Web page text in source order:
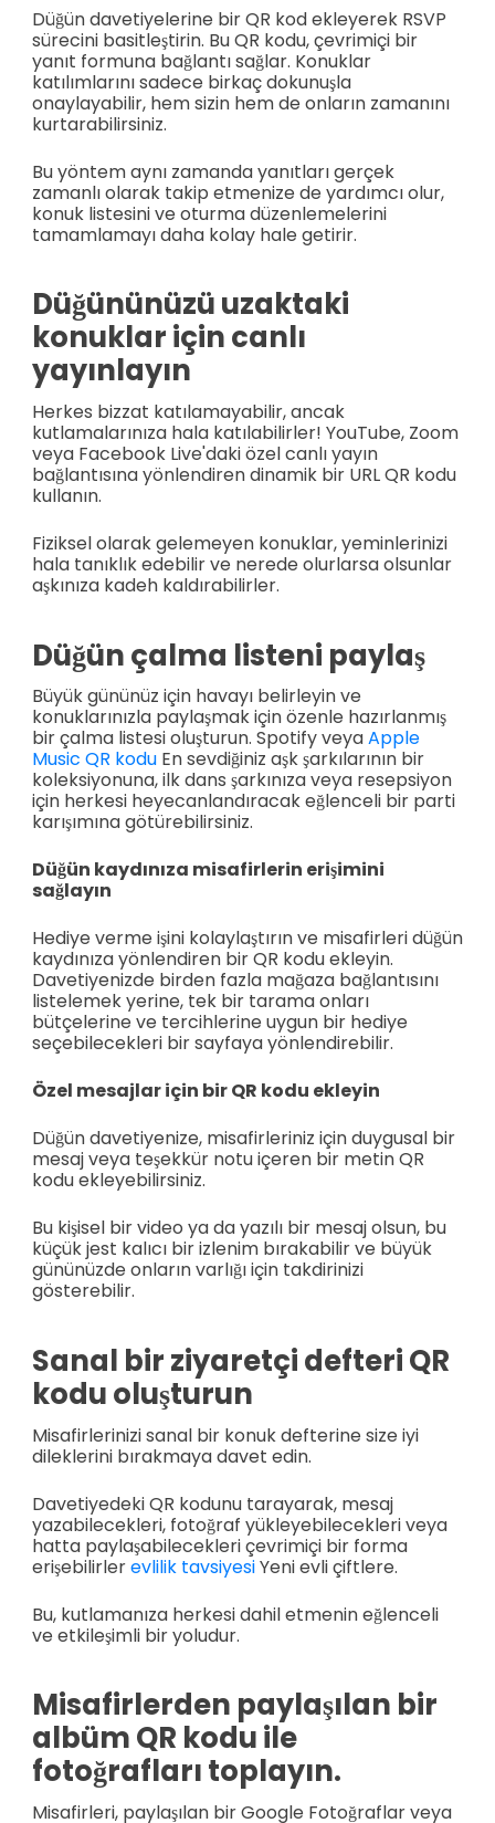
Düğün davetiyelerine bir QR kod ekleyerek RSVP
sürecini basitleştirin. Bu QR kodu, çevrimiçi bir
yanıt formuna bağlantı sağlar. Konuklar
katılımlarını sadece birkaç dokunuşla
onaylayabilir, hem sizin hem de onların zamanını
kurtarabilirsiniz.
Bu yöntem aynı zamanda yanıtları gerçek
zamanlı olarak takip etmenize de yardımcı olur,
konuk listesini ve oturma düzenlemelerini
tamamlamayı daha kolay hale getirir.
Düğününüzü uzaktaki
konuklar için canlı
yayınlayın
Herkes bizzat katılamayabilir, ancak
kutlamalarınıza hala katılabilirler! YouTube, Zoom
veya Facebook Live'daki özel canlı yayın
bağlantısına yönlendiren dinamik bir URL QR kodu
kullanın.
Fiziksel olarak gelemeyen konuklar, yeminlerinizi
hala tanıklık edebilir ve nerede olurlarsa olsunlar
aşkınıza kadeh kaldırabilirler.
Düğün çalma listeni paylaş
Büyük gününüz için havayı belirleyin ve
konuklarınızla paylaşmak için özenle hazırlanmış
bir çalma listesi oluşturun. Spotify veyaApple
Music QR kodu En sevdiğiniz aşk şarkılarının bir
koleksiyonuna, ilk dans şarkınıza veya resepsiyon
için herkesi heyecanlandıracak eğlenceli bir parti
karışımına götürebilirsiniz.
Düğün kaydınıza misafirlerin erişimini
sağlayın
Hediye verme işini kolaylaştırın ve misafirleri düğün
kaydınıza yönlendiren bir QR kodu ekleyin.
Davetiyenizde birden fazla mağaza bağlantısını
listelemek yerine, tek bir tarama onları
bütçelerine ve tercihlerine uygun bir hediye
seçebilecekleri bir sayfaya yönlendirebilir.
Özel mesajlar için bir QR kodu ekleyin
Düğün davetiyenize, misafirleriniz için duygusal bir
mesaj veya teşekkür notu içeren bir metin QR
kodu ekleyebilirsiniz.
Bu kişisel bir video ya da yazılı bir mesaj olsun, bu
küçük jest kalıcı bir izlenim bırakabilir ve büyük
gününüzde onların varlığı için takdirinizi
gösterebilir.
Sanal bir ziyaretçi defteri QR
kodu oluşturun
Misafirlerinizi sanal bir konuk defterine size iyi
dileklerini bırakmaya davet edin.
Davetiyedeki QR kodunu tarayarak, mesaj
yazabilecekleri, fotoğraf yükleyebilecekleri veya
hatta paylaşabilecekleri çevrimiçi bir forma
erişebilirlerevlilik tavsiyesiYeni evli çiftlere.
Bu, kutlamanıza herkesi dahil etmenin eğlenceli
ve etkileşimli bir yoludur.
Misafirlerden paylaşılan bir
albüm QR kodu ile
fotoğrafları toplayın.
Misafirleri, paylaşılan bir Google Fotoğraflar veya